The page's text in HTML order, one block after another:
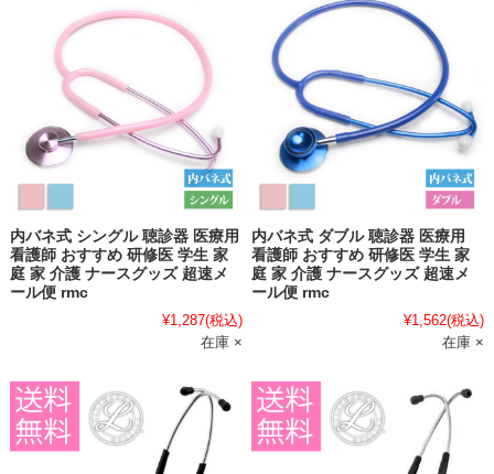
内バネ式 シングル 聴診器 医療用
看護師 おすすめ 研修医 学生 家
庭 家 介護 ナースグッズ 超速メ
ール便 rmc
¥1,287(税込)
在庫 ×
内バネ式 ダブル 聴診器 医療用
看護師 おすすめ 研修医 学生 家
庭 家 介護 ナースグッズ 超速メ
ール便 rmc
¥1,562(税込)
在庫 ×